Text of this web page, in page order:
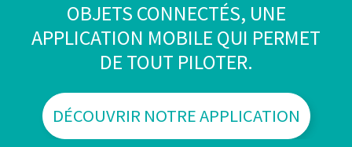
OBJETS CONNECTÉS, UNE
APPLICATION MOBILE QUI PERMET
DE TOUT PILOTER.
DÉCOUVRIR NOTRE APPLICATION